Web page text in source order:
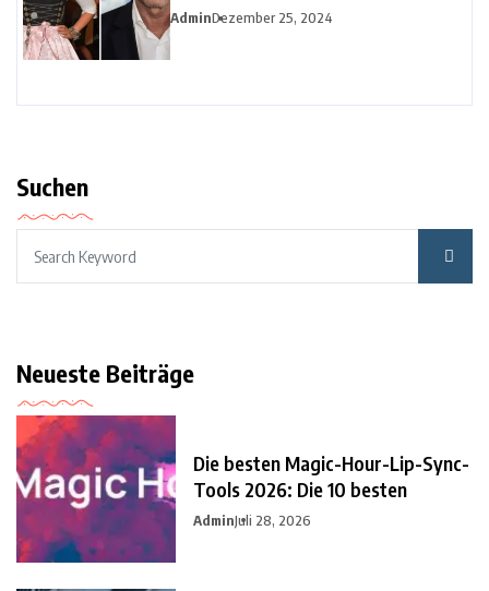
AdminDezember 25, 2024
Suchen
Neueste Beiträge
Die besten Magic-Hour-Lip-Sync-
Tools 2026: Die 10 besten
AdminJuli 28, 2026